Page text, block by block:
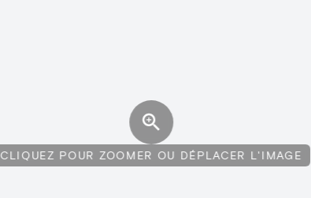
CLIQUEZ POUR ZOOMER OU DÉPLACER L'IMAGE